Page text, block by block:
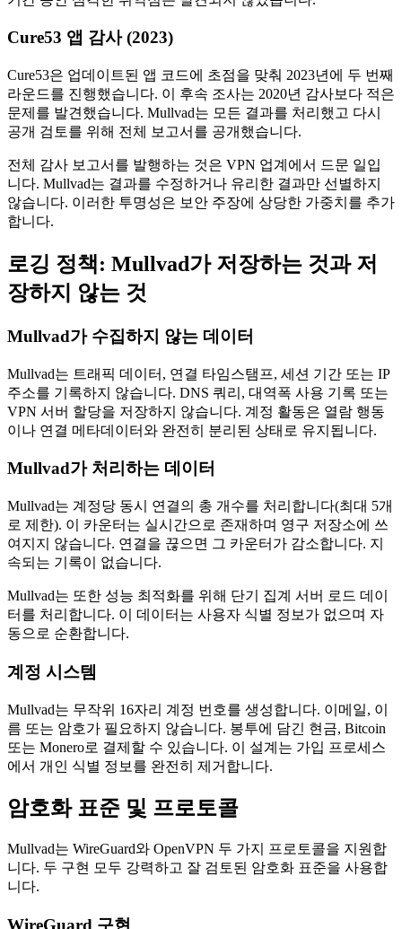
Cure53 앱 감사 (2023)
Cure53은 업데이트된 앱 코드에 초점을 맞춰 2023년에 두 번째
라운드를 진행했습니다. 이 후속 조사는 2020년 감사보다 적은
문제를 발견했습니다. Mullvad는 모든 결과를 처리했고 다시
공개 검토를 위해 전체 보고서를 공개했습니다.
전체 감사 보고서를 발행하는 것은 VPN 업계에서 드문 일입
니다. Mullvad는 결과를 수정하거나 유리한 결과만 선별하지
않습니다. 이러한 투명성은 보안 주장에 상당한 가중치를 추가
합니다.
로깅 정책: Mullvad가 저장하는 것과 저
장하지 않는 것
Mullvad가 수집하지 않는 데이터
Mullvad는 트래픽 데이터, 연결 타임스탬프, 세션 기간 또는 IP
주소를 기록하지 않습니다. DNS 쿼리, 대역폭 사용 기록 또는
VPN 서버 할당을 저장하지 않습니다. 계정 활동은 열람 행동
이나 연결 메타데이터와 완전히 분리된 상태로 유지됩니다.
Mullvad가 처리하는 데이터
Mullvad는 계정당 동시 연결의 총 개수를 처리합니다(최대 5개
로 제한). 이 카운터는 실시간으로 존재하며 영구 저장소에 쓰
여지지 않습니다. 연결을 끊으면 그 카운터가 감소합니다. 지
속되는 기록이 없습니다.
Mullvad는 또한 성능 최적화를 위해 단기 집계 서버 로드 데이
터를 처리합니다. 이 데이터는 사용자 식별 정보가 없으며 자
동으로 순환합니다.
계정 시스템
Mullvad는 무작위 16자리 계정 번호를 생성합니다. 이메일, 이
름 또는 암호가 필요하지 않습니다. 봉투에 담긴 현금, Bitcoin
또는 Monero로 결제할 수 있습니다. 이 설계는 가입 프로세스
에서 개인 식별 정보를 완전히 제거합니다.
암호화 표준 및 프로토콜
Mullvad는 WireGuard와 OpenVPN 두 가지 프로토콜을 지원합
니다. 두 구현 모두 강력하고 잘 검토된 암호화 표준을 사용합
니다.
WireGuard 구현